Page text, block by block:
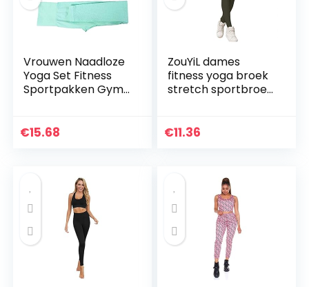
Vrouwen Naadloze
Yoga Set Fitness
Sportpakken Gym
Shirts Hoge Taille
€15.68
ZouYiL dames
fitness yoga broek
stretch sportbroek
in volledige lengte…
€11.36